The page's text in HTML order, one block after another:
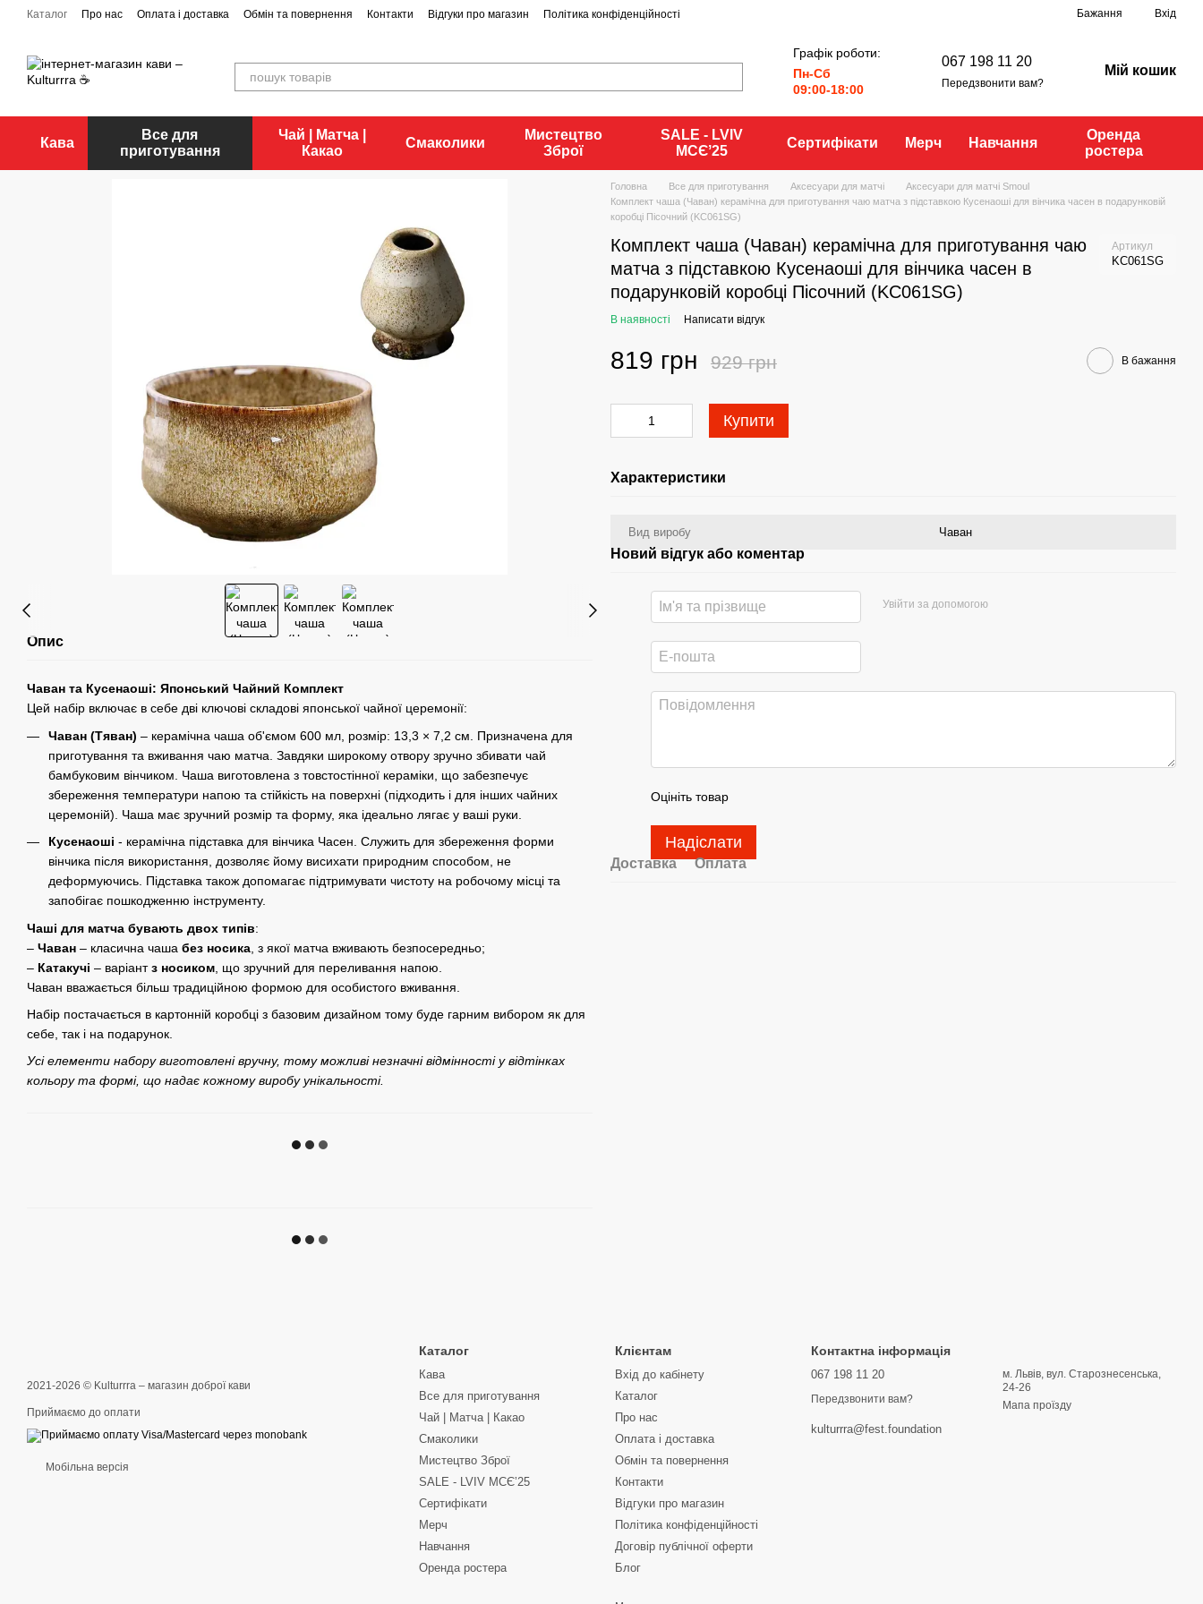
Перейти до основного контенту
Каталог Про нас Оплата і доставка Обмін та повернення Контакти Відгуки про магазин Політика конфіденційності Бажання Вхід
Графік роботи:
Пн-Сб
09:00-18:00
067 198 11 20
Передзвонити вам?
Мій кошик
Кава
Все для
приготування
Чай | Матча |
Какао
Смаколики
Мистецтво
Зброї
SALE - LVIV
MCЄʼ25
Сертифікати Мерч Навчання
Оренда
ростера
Опис
Чаван та Кусенаоші: Японський Чайний Комплект
Цей набір включає в себе дві ключові складові японської чайної церемонії:
Чаван (Тяван) – керамічна чаша об'ємом 600 мл, розмір: 13,3 × 7,2 см. Призначена для
приготування та вживання чаю матча. Завдяки широкому отвору зручно збивати чай
бамбуковим вінчиком. Чаша виготовлена з товстостінної кераміки, що забезпечує
збереження температури напою та стійкість на поверхні (підходить і для інших чайних
церемоній). Чаша має зручний розмір та форму, яка ідеально лягає у ваші руки.
Кусенаоші - керамічна підставка для вінчика Часен. Служить для збереження форми
вінчика після використання, дозволяє йому висихати природним способом, не
деформуючись. Підставка також допомагає підтримувати чистоту на робочому місці та
запобігає пошкодженню інструменту.
Чаші для матча бувають двох типів:
– Чаван – класична чаша без носика , з якої матча вживають безпосередньо;
– Катакучі – варіантз носиком , що зручний для переливання напою.
Чаван вважається більш традиційною формою для особистого вживання.
Набір постачається в картонній коробці з базовим дизайном тому буде гарним вибором як для
себе, так і на подарунок.
Усі елементи набору виготовлені вручну, тому можливі незначні відмінності у відтінках
кольору та формі, що надає кожному виробу унікальності.
Головна Все для приготування Аксесуари для матчі
Аксесуари для матчі Smoul
Комплект чаша (Чаван) керамічна для приготування чаю матча з підставкою Кусенаоші для вінчика часен в подарунковій
коробці Пісочний (KC061SG)
Комплект чаша (Чаван) керамічна для приготування чаю
матча з підставкою Кусенаоші для вінчика часен в
подарунковій коробці Пісочний (KC061SG)
Артикул
KC061SG
В наявності Написати відгук
819 грн 929 грн В бажання
Купити
Характеристики
Вид виробу Чаван
Новий відгук або коментар
Увійти за допомогою
Оцініть товар
Надіслати
Доставка Оплата
2021-2026 © Kulturrra – магазин доброї кави
Приймаємо до оплати
Мобільна версія
Каталог
Кава
Все для приготування
Чай | Матча | Какао
Смаколики
Мистецтво Зброї
SALE - LVIV MCЄʼ25
Сертифікати
Мерч
Навчання
Оренда ростера
Клієнтам
Вхід до кабінету
Каталог
Про нас
Оплата і доставка
Обмін та повернення
Контакти
Відгуки про магазин
Політика конфіденційності
Договір публічної оферти
Блог
Контактна інформація
067 198 11 20
Передзвонити вам?
kulturrra@fest.foundation
м. Львів, вул. Старознесенська,
24-26
Мапа проїзду